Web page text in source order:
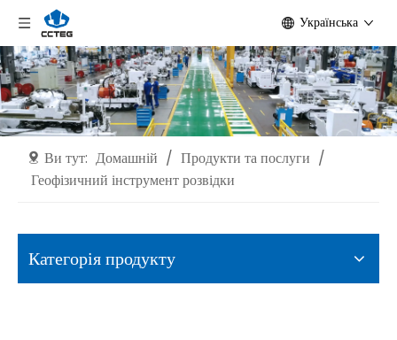
Українська
Ви тут: Домашній / Продукти та послуги /
Геофізичний інструмент розвідки
Категорія продукту